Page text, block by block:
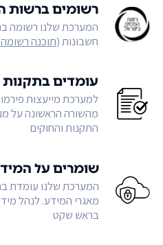
רשומים ברשות
המערכת שלנו רשומה
חשבונות (תוכנה רשומה 00215702 על פי חוק
עומדים בתקנות
למערכת מייעצות
מהשורה הראשונה על
התקנות והחוקים
שומרים על
המערכת שלנו עומדת
מאגרי המידע. לנהל
בראש שקט